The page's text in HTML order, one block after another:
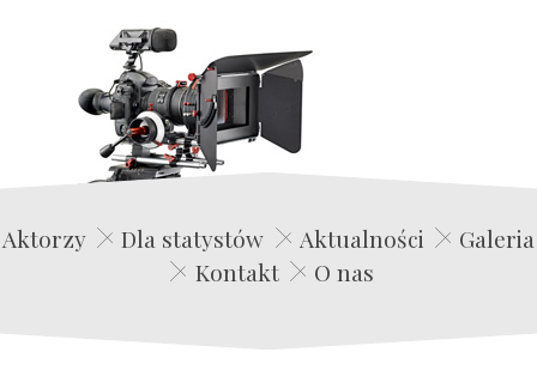
Edwin Film Agencja Aktorska
Aktorzy Dla statystów Aktualności
Galeria
Kontakt
O nas